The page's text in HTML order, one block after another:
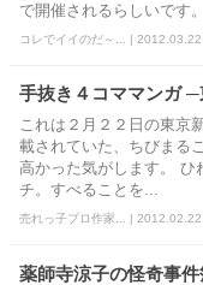
で開催されるらしいです
コレでイイのだ～... |
手抜き４コママンガ ─
これは２月２２日の東京
載されていた、ちびまる
高かった気がします。 ひ
チ。すべることを...
売れっ子プロ作家... |
薬師寺涼子の怪奇事件